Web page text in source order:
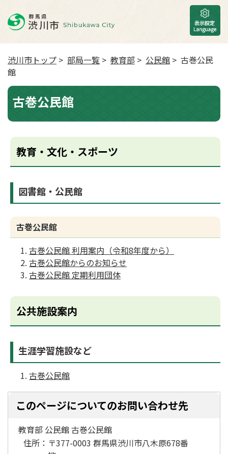
渋川市トップ > 部局一覧 > 教育部 > 公民館 > 古巻公民
館
古巻公民館
教育・文化・スポーツ
図書館・公民館
古巻公民館
古巻公民館 利用案内（令和8年度から）
古巻公民館からのお知らせ
古巻公民館 定期利用団体
公共施設案内
生涯学習施設など
古巻公民館
このページについてのお問い合わせ先
教育部 公民館 古巻公民館
住所： 〒377-0003 群馬県渋川市八木原678番